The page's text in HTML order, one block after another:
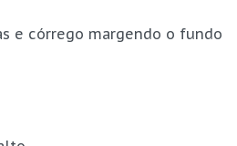
e córrego margendo o fundo